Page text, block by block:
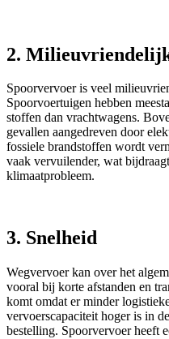
2.
Spoorvervoer is veel
Spoorvoertuigen hebben
stoffen dan vrachtwagens.
gevallen aangedreven door
fossiele brandstoffen wordt
vaak vervuilender, wat
klimaatprobleem.
3. Snelheid
Wegvervoer kan over het
vooral bij korte afstanden en
komt omdat er minder
vervoerscapaciteit hoger is in
bestelling. Spoorvervoer heeft